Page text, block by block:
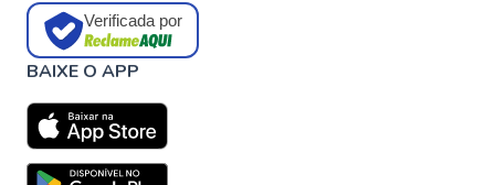
Verificada por
BAIXE O APP